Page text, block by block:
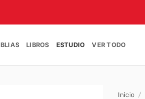
LIBROS ESTUDIO VER TODO
Inicio /